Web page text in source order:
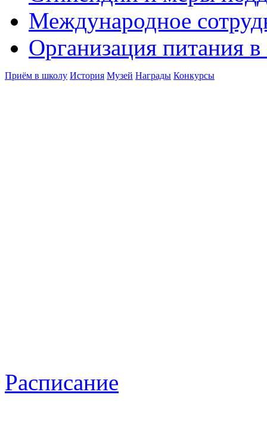
Международное
Организация питания в
Приём в школу История Музей Награды Конкурсы
Расписание